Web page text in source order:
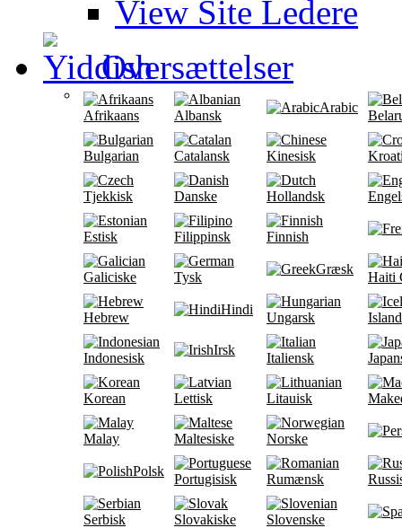
View Site Ledere
Oversættelser
Afrikaans Albansk
Arabic
Bulgarian Catalansk Kinesisk
Tjekkisk Danske Hollandsk
Estisk Filippinsk Finnish
Galiciske Tysk
Græsk
Haiti
Hebrew
Hindi
Ungarsk
Indonesisk
Irsk
Italiensk
Korean Lettisk Litauisk
Malay Maltesiske Norske
Polsk
Portugisisk Rumænsk
Serbisk Slovakiske Slovenske